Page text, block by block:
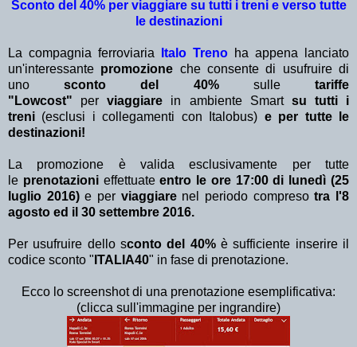
Sconto del 40% per viaggiare su tutti i treni e verso tutte
le destinazioni
La compagnia ferroviaria Italo Treno ha appena lanciato
un'interessante promozione che consente di usufruire di
unosconto del 40% sulletariffe
"Lowcost" per viaggiare in ambiente Smart su tutti i
treni (esclusi i collegamenti con Italobus) e per tutte le
destinazioni!
La promozione è valida esclusivamente per tutte
le prenotazioni effettuateentro le ore 17:00 di lunedì (25
luglio 2016)e per viaggiare nel periodo compresotra l'8
agosto ed il 30 settembre 2016.
Per usufruire dello sconto del 40%è sufficiente inserire il
codice sconto " ITALIA40" in fase di prenotazione.
Ecco lo screenshot di una prenotazione esemplificativa:
(clicca sull'immagine per ingrandire)